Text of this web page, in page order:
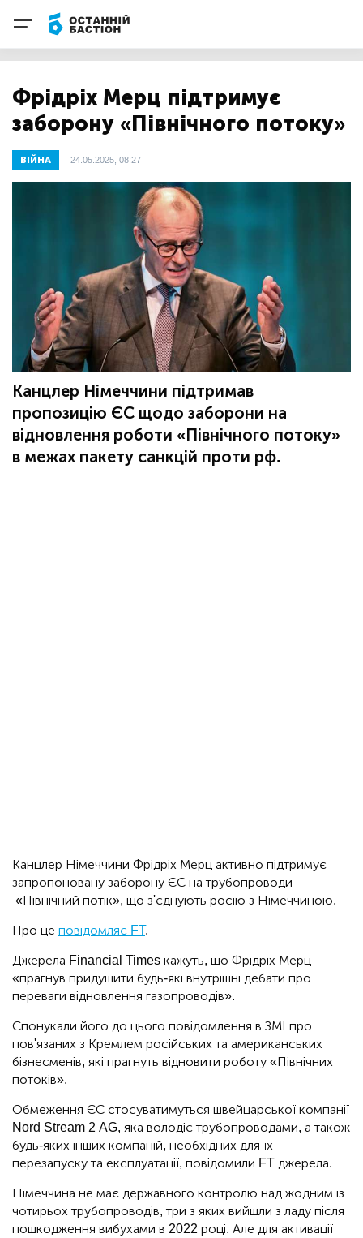
Фрідріх Мерц підтримує
заборону «Північного потоку»
ВІЙНА 24.05.2025, 08:27
Канцлер Німеччини підтримав
пропозицію ЄС щодо заборони на
відновлення роботи «Північного потоку»
в межах пакету санкцій проти рф.
Канцлер Німеччини Фрідріх Мерц активно підтримує
запропоновану заборону ЄС на трубопроводи
«Північний потік», що з'єднують росію з Німеччиною.
Про це повідомляє FT.
Джерела Financial Times кажуть, що Фрідріх Мерц
«прагнув придушити будь-які внутрішні дебати про
переваги відновлення газопроводів».
Спонукали його до цього повідомлення в ЗМІ про
пов'язаних з Кремлем російських та американських
бізнесменів, які прагнуть відновити роботу «Північних
потоків».
Обмеження ЄС стосуватимуться швейцарської компанії
Nord Stream 2 AG, яка володіє трубопроводами, а також
будь-яких інших компаній, необхідних для їх
перезапуску та експлуатації, повідомили FT джерела.
Німеччина не має державного контролю над жодним із
чотирьох трубопроводів, три з яких вийшли з ладу після
пошкодження вибухами в 2022 році. Але для активації